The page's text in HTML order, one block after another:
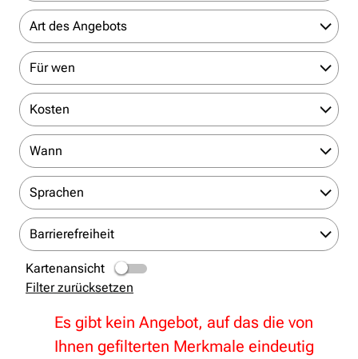
Art des Angebots
Für wen
Kosten
Wann
Sprachen
Barrierefreiheit
Kartenansicht
Filter zurücksetzen
Es gibt kein Angebot, auf das die von
Ihnen gefilterten Merkmale eindeutig